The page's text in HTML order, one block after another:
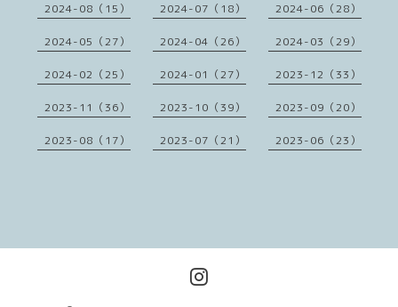
2024-08（15） 2024-07（18） 2024-06（28）
2024-05（27） 2024-04（26） 2024-03（29）
2024-02（25） 2024-01（27） 2023-12（33）
2023-11（36） 2023-10（39） 2023-09（20）
2023-08（17） 2023-07（21） 2023-06（23）